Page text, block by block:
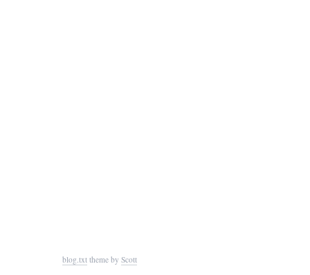
blog.txttheme by Scott